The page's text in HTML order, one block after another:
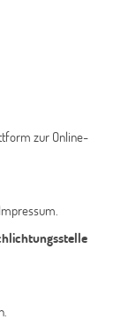
zur Online-